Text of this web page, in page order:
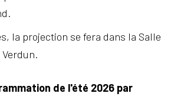
la projection se fera dans la Salle
Verdun.
de l'été 2026 par